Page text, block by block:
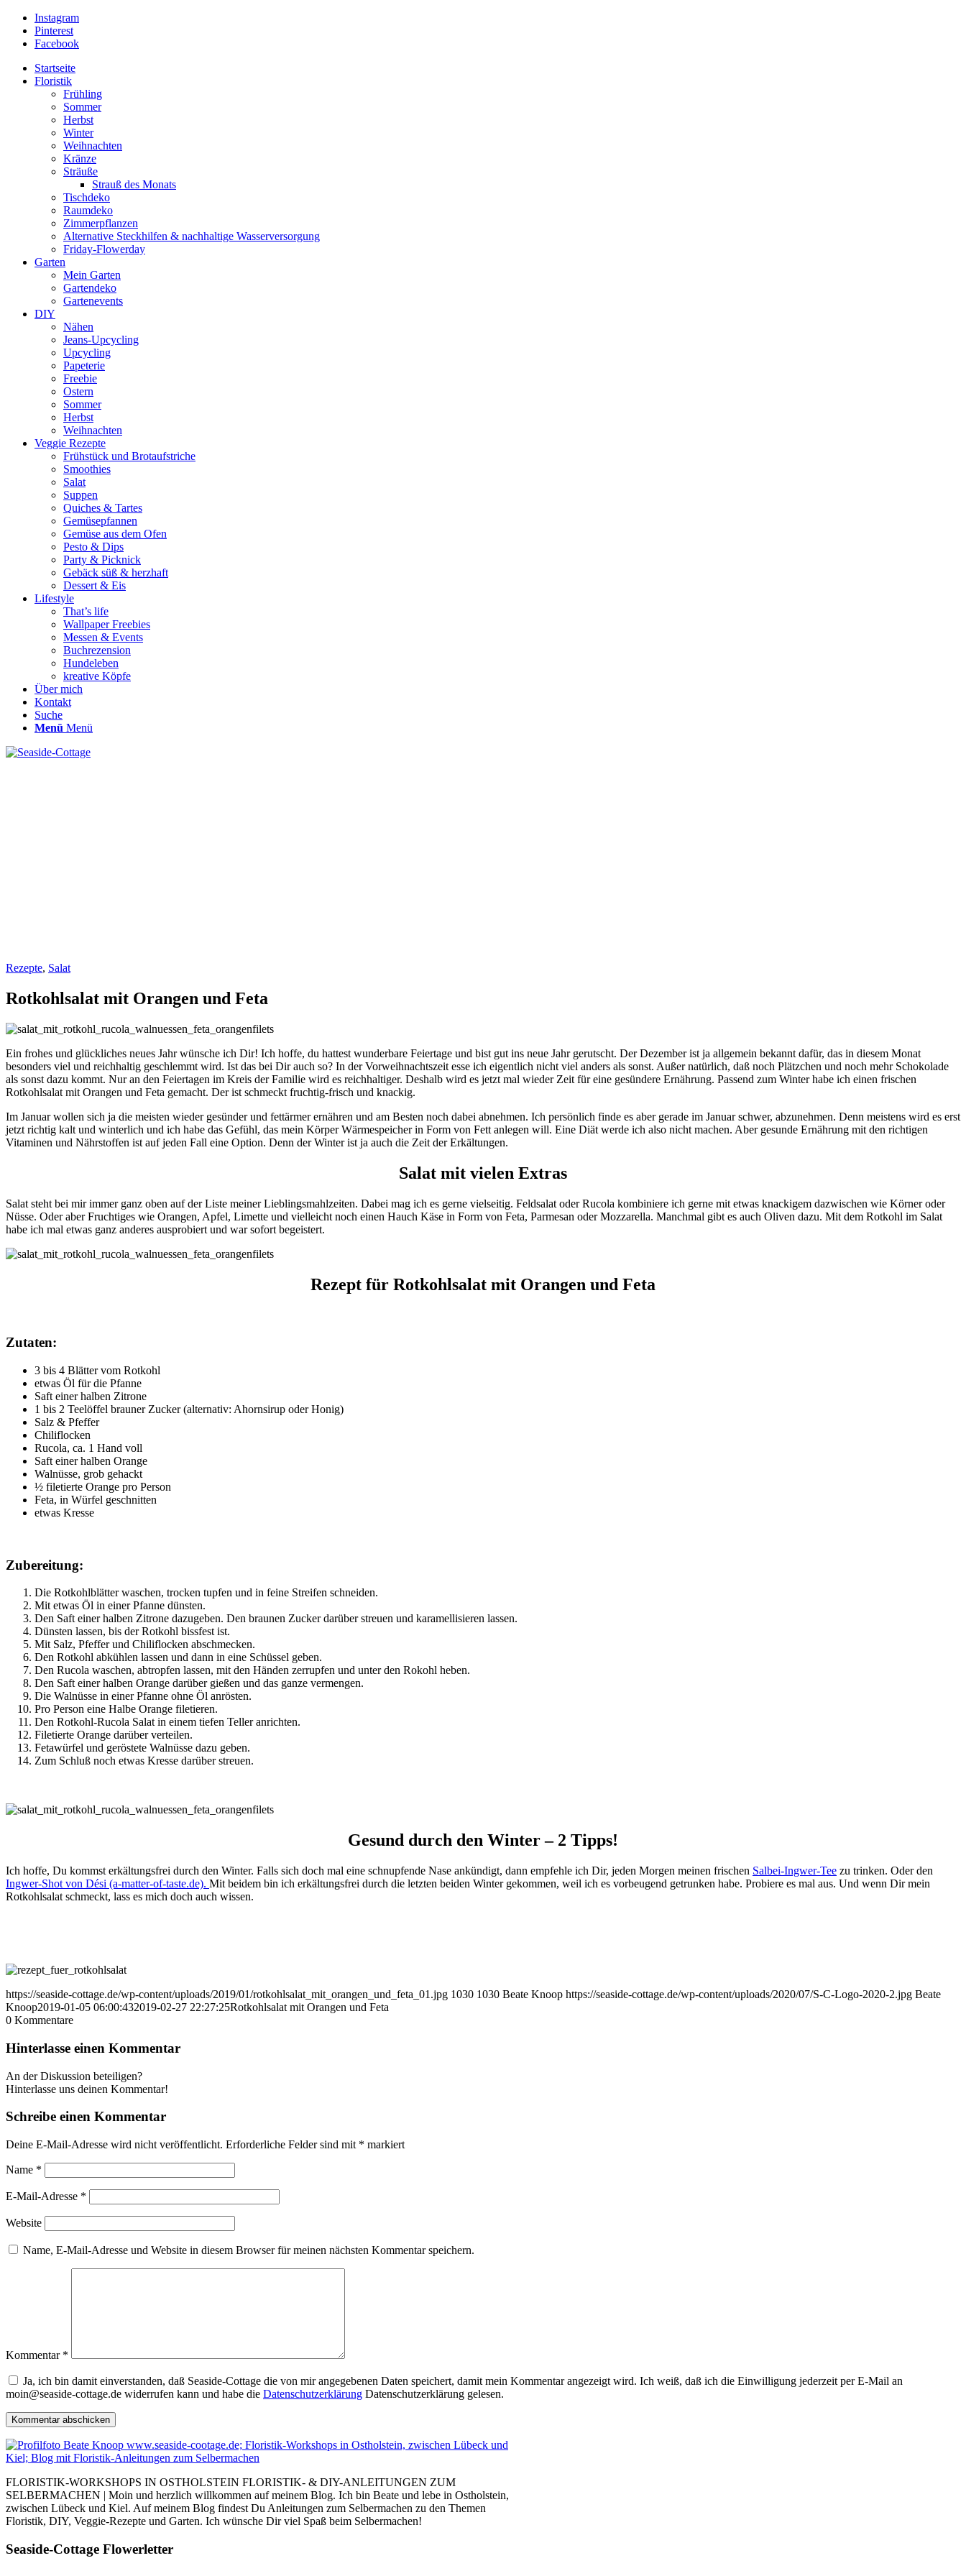
Instagram
Pinterest
Facebook
Startseite
Floristik
Frühling
Sommer
Herbst
Winter
Weihnachten
Kränze
Sträuße
Strauß des Monats
Tischdeko
Raumdeko
Zimmerpflanzen
Alternative Steckhilfen & nachhaltige Wasserversorgung
Friday-Flowerday
Garten
Mein Garten
Gartendeko
Gartenevents
DIY
Nähen
Jeans-Upcycling
Upcycling
Papeterie
Freebie
Ostern
Sommer
Herbst
Weihnachten
Veggie Rezepte
Frühstück und Brotaufstriche
Smoothies
Salat
Suppen
Quiches & Tartes
Gemüsepfannen
Gemüse aus dem Ofen
Pesto & Dips
Party & Picknick
Gebäck süß & herzhaft
Dessert & Eis
Lifestyle
That’s life
Wallpaper Freebies
Messen & Events
Buchrezension
Hundeleben
kreative Köpfe
Über mich
Kontakt
Suche
Menü Menü
Rezepte, Salat
Rotkohlsalat mit Orangen und Feta
Ein frohes und glückliches neues Jahr wünsche ich Dir! Ich hoffe, du hattest wunderbare Feiertage und bist gut ins neue Jahr gerutscht. Der Dezember ist ja allgemein bekannt dafür, das in diesem Monat
besonders viel und reichhaltig geschlemmt wird. Ist das bei Dir auch so? In der Vorweihnachtszeit esse ich eigentlich nicht viel anders als sonst. Außer natürlich, daß noch Plätzchen und noch mehr Schokolade
als sonst dazu kommt. Nur an den Feiertagen im Kreis der Familie wird es reichhaltiger. Deshalb wird es jetzt mal wieder Zeit für eine gesündere Ernährung. Passend zum Winter habe ich einen frischen
Rotkohlsalat mit Orangen und Feta gemacht. Der ist schmeckt fruchtig-frisch und knackig.
Im Januar wollen sich ja die meisten wieder gesünder und fettärmer ernähren und am Besten noch dabei abnehmen. Ich persönlich finde es aber gerade im Januar schwer, abzunehmen. Denn meistens wird es erst
jetzt richtig kalt und winterlich und ich habe das Gefühl, das mein Körper Wärmespeicher in Form von Fett anlegen will. Eine Diät werde ich also nicht machen. Aber gesunde Ernährung mit den richtigen
Vitaminen und Nährstoffen ist auf jeden Fall eine Option. Denn der Winter ist ja auch die Zeit der Erkältungen.
Salat mit vielen Extras
Salat steht bei mir immer ganz oben auf der Liste meiner Lieblingsmahlzeiten. Dabei mag ich es gerne vielseitig. Feldsalat oder Rucola kombiniere ich gerne mit etwas knackigem dazwischen wie Körner oder
Nüsse. Oder aber Fruchtiges wie Orangen, Apfel, Limette und vielleicht noch einen Hauch Käse in Form von Feta, Parmesan oder Mozzarella. Manchmal gibt es auch Oliven dazu. Mit dem Rotkohl im Salat
habe ich mal etwas ganz anderes ausprobiert und war sofort begeistert.
Rezept für Rotkohlsalat mit Orangen und Feta
Zutaten:
3 bis 4 Blätter vom Rotkohl
etwas Öl für die Pfanne
Saft einer halben Zitrone
1 bis 2 Teelöffel brauner Zucker (alternativ: Ahornsirup oder Honig)
Salz & Pfeffer
Chiliflocken
Rucola, ca. 1 Hand voll
Saft einer halben Orange
Walnüsse, grob gehackt
½ filetierte Orange pro Person
Feta, in Würfel geschnitten
etwas Kresse
Zubereitung:
Die Rotkohlblätter waschen, trocken tupfen und in feine Streifen schneiden.
Mit etwas Öl in einer Pfanne dünsten.
Den Saft einer halben Zitrone dazugeben. Den braunen Zucker darüber streuen und karamellisieren lassen.
Dünsten lassen, bis der Rotkohl bissfest ist.
Mit Salz, Pfeffer und Chiliflocken abschmecken.
Den Rotkohl abkühlen lassen und dann in eine Schüssel geben.
Den Rucola waschen, abtropfen lassen, mit den Händen zerrupfen und unter den Rokohl heben.
Den Saft einer halben Orange darüber gießen und das ganze vermengen.
Die Walnüsse in einer Pfanne ohne Öl anrösten.
Pro Person eine Halbe Orange filetieren.
Den Rotkohl-Rucola Salat in einem tiefen Teller anrichten.
Filetierte Orange darüber verteilen.
Fetawürfel und geröstete Walnüsse dazu geben.
Zum Schluß noch etwas Kresse darüber streuen.
Gesund durch den Winter – 2 Tipps!
Ich hoffe, Du kommst erkältungsfrei durch den Winter. Falls sich doch mal eine schnupfende Nase ankündigt, dann empfehle ich Dir, jeden Morgen meinen frischen Salbei-Ingwer-Tee zu trinken. Oder den
Ingwer-Shot von Dési (a-matter-of-taste.de). Mit beidem bin ich erkältungsfrei durch die letzten beiden Winter gekommen, weil ich es vorbeugend getrunken habe. Probiere es mal aus. Und wenn Dir mein
Rotkohlsalat schmeckt, lass es mich doch auch wissen.
https://seaside-cottage.de/wp-content/uploads/2019/01/rotkohlsalat_mit_orangen_und_feta_01.jpg 1030 1030 Beate Knoop https://seaside-cottage.de/wp-content/uploads/2020/07/S-C-Logo-2020-2.jpg Beate
Knoop2019-01-05 06:00:432019-02-27 22:27:25Rotkohlsalat mit Orangen und Feta
0 Kommentare
Hinterlasse einen Kommentar
An der Diskussion beteiligen?
Hinterlasse uns deinen Kommentar!
Schreibe einen Kommentar
Deine E-Mail-Adresse wird nicht veröffentlicht. Erforderliche Felder sind mit * markiert
Name *
E-Mail-Adresse *
Website
Name, E-Mail-Adresse und Website in diesem Browser für meinen nächsten Kommentar speichern.
Kommentar *
Ja, ich bin damit einverstanden, daß Seaside-Cottage die von mir angegebenen Daten speichert, damit mein Kommentar angezeigt wird. Ich weiß, daß ich die Einwilligung jederzeit per E-Mail an
moin@seaside-cottage.de widerrufen kann und habe die Datenschutzerklärung Datenschutzerklärung gelesen.
FLORISTIK-WORKSHOPS IN OSTHOLSTEIN FLORISTIK- & DIY-ANLEITUNGEN ZUM
SELBERMACHEN | Moin und herzlich willkommen auf meinem Blog. Ich bin Beate und lebe in Ostholstein,
zwischen Lübeck und Kiel. Auf meinem Blog findest Du Anleitungen zum Selbermachen zu den Themen
Floristik, DIY, Veggie-Rezepte und Garten. Ich wünsche Dir viel Spaß beim Selbermachen!
Seaside-Cottage Flowerletter